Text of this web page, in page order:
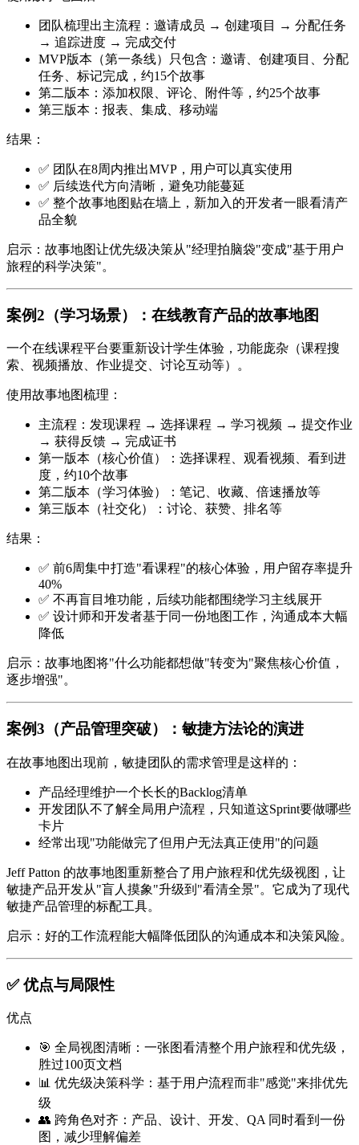
团队梳理出主流程：邀请成员 → 创建项目 → 分配任务
→ 追踪进度 → 完成交付
MVP版本（第一条线）只包含：邀请、创建项目、分配
任务、标记完成，约15个故事
第二版本：添加权限、评论、附件等，约25个故事
第三版本：报表、集成、移动端
结果 ：
✅ 团队在8周内推出MVP，用户可以真实使用
✅ 后续迭代方向清晰，避免功能蔓延
✅ 整个故事地图贴在墙上，新加入的开发者一眼看清产
品全貌
启示 ：故事地图让优先级决策从"经理拍脑袋"变成"基于用户
旅程的科学决策"。
案例2（学习场景）：在线教育产品的故事地图
一个在线课程平台要重新设计学生体验，功能庞杂（课程搜
索、视频播放、作业提交、讨论互动等）。
使用故事地图梳理 ：
主流程：发现课程 → 选择课程 → 学习视频 → 提交作业
→ 获得反馈 → 完成证书
第一版本（核心价值）：选择课程、观看视频、看到进
度，约10个故事
第二版本（学习体验）：笔记、收藏、倍速播放等
第三版本（社交化）：讨论、获赞、排名等
结果 ：
✅ 前6周集中打造"看课程"的核心体验，用户留存率提升
40%
✅ 不再盲目堆功能，后续功能都围绕学习主线展开
✅ 设计师和开发者基于同一份地图工作，沟通成本大幅
降低
启示 ：故事地图将"什么功能都想做"转变为"聚焦核心价值，
逐步增强"。
案例3（产品管理突破）：敏捷方法论的演进
在故事地图出现前，敏捷团队的需求管理是这样的：
产品经理维护一个长长的Backlog清单
开发团队不了解全局用户流程，只知道这Sprint要做哪些
卡片
经常出现"功能做完了但用户无法真正使用"的问题
Jeff Patton 的故事地图重新整合了用户旅程和优先级视图，让
敏捷产品开发从"盲人摸象"升级到"看清全景"。它成为了现代
敏捷产品管理的标配工具。
启示 ：好的工作流程能大幅降低团队的沟通成本和决策风险。
✅ 优点与局限性
优点
🎯 全局视图清晰 ：一张图看清整个用户旅程和优先级，
胜过100页文档
📊 优先级决策科学 ：基于用户流程而非"感觉"来排优先
级
👥 跨角色对齐 ：产品、设计、开发、QA 同时看到一份
图，减少理解偏差